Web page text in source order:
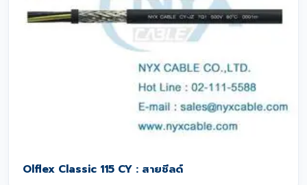
Olflex Classic 115 CY : สายชีลด์